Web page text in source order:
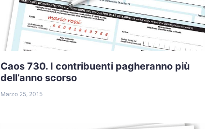
Caos 730. I contribuenti pagheranno più
dell’anno scorso
Marzo 25, 2015